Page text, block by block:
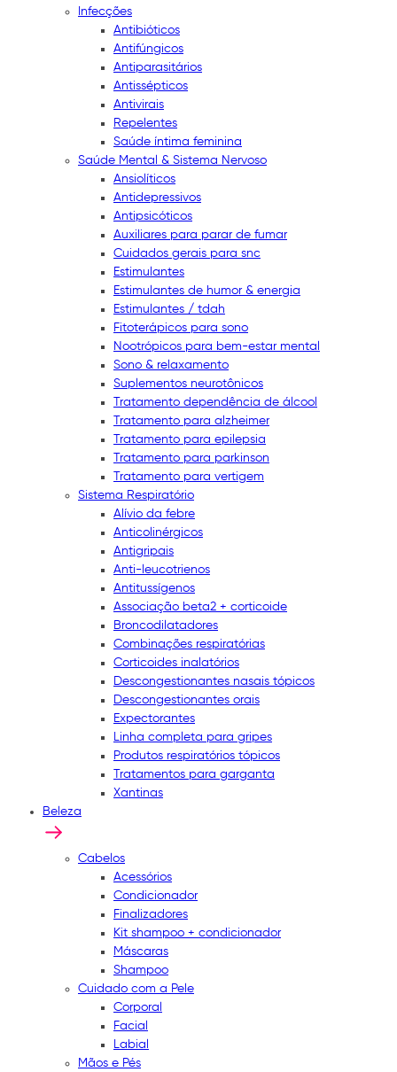
Infecções
Antibióticos
Antifúngicos
Antiparasitários
Antissépticos
Antivirais
Repelentes
Saúde íntima feminina
Saúde Mental & Sistema Nervoso
Ansiolíticos
Antidepressivos
Antipsicóticos
Auxiliares para parar de fumar
Cuidados gerais para snc
Estimulantes
Estimulantes de humor & energia
Estimulantes / tdah
Fitoterápicos para sono
Nootrópicos para bem-estar mental
Sono & relaxamento
Suplementos neurotônicos
Tratamento dependência de álcool
Tratamento para alzheimer
Tratamento para epilepsia
Tratamento para parkinson
Tratamento para vertigem
Sistema Respiratório
Alívio da febre
Anticolinérgicos
Antigripais
Anti-leucotrienos
Antitussígenos
Associação beta2 + corticoide
Broncodilatadores
Combinações respiratórias
Corticoides inalatórios
Descongestionantes nasais tópicos
Descongestionantes orais
Expectorantes
Linha completa para gripes
Produtos respiratórios tópicos
Tratamentos para garganta
Xantinas
Beleza
Cabelos
Acessórios
Condicionador
Finalizadores
Kit shampoo + condicionador
Máscaras
Shampoo
Cuidado com a Pele
Corporal
Facial
Labial
Mãos e Pés